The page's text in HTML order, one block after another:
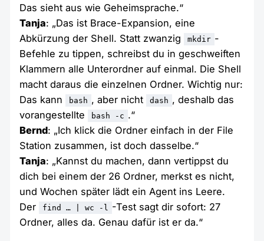
Das sieht aus wie Geheimsprache.“
Tanja: „Das ist Brace-Expansion, eine
Abkürzung der Shell. Statt zwanzig
mkdir -
Befehle zu tippen, schreibst du in geschweiften
Klammern alle Unterordner auf einmal. Die Shell
macht daraus die einzelnen Ordner. Wichtig nur:
Das kann
bash , aber nicht dash , deshalb das
vorangestellte
bash -c .“
Bernd: „Ich klick die Ordner einfach in der File
Station zusammen, ist doch dasselbe.“
Tanja: „Kannst du machen, dann vertippst du
dich bei einem der 26 Ordner, merkst es nicht,
und Wochen später lädt ein Agent ins Leere.
Der
find … | wc -l -Test sagt dir sofort: 27
Ordner, alles da. Genau dafür ist er da.“